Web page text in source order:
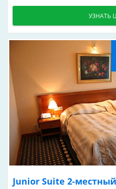
УЗНАТЬ
Junior Suite 2-